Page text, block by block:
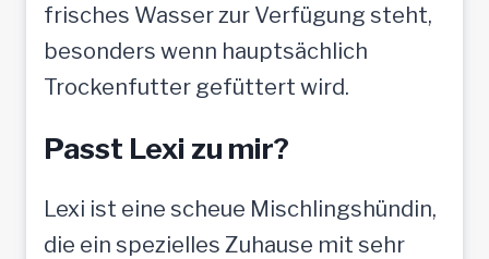
frisches Wasser zur Verfügung steht,
besonders wenn hauptsächlich
Trockenfutter gefüttert wird.
Passt Lexi zu mir?
Lexi ist eine scheue Mischlingshündin,
die ein spezielles Zuhause mit sehr